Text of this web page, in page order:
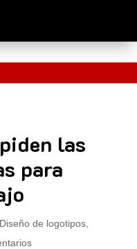
las
para
Diseño de logotipos,